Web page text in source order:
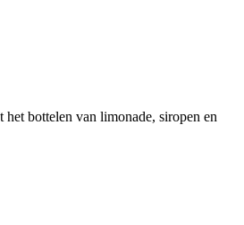
bottelen van limonade, siropen en